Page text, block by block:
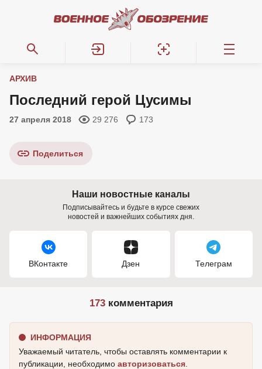
АРХИВ
Последний герой Цусимы
27 апреля 2018 29 276 173
Поделиться
Наши новостные каналы
Подписывайтесь и будьте в курсе свежих
новостей и важнейших событиях дня.
ВКонтакте Дзен Телеграм
173комментария
ИНФОРМАЦИЯ
Уважаемый читатель, чтобы оставлять комментарии к
публикации, необходимо авторизоваться